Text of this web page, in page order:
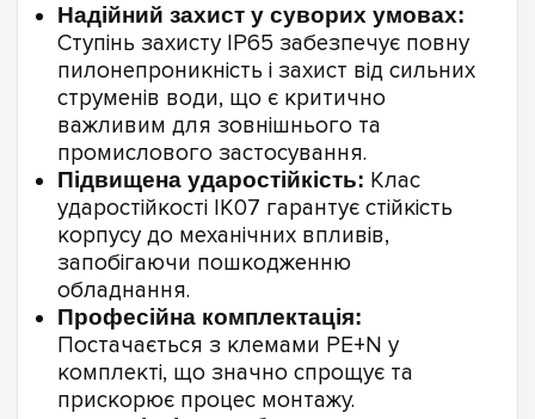
Надійний захист у суворих умовах:
Ступінь захисту IP65 забезпечує повну
пилонепроникність і захист від сильних
струменів води, що є критично
важливим для зовнішнього та
промислового застосування.
Підвищена ударостійкість: Клас
ударостійкості IK07 гарантує стійкість
корпусу до механічних впливів,
запобігаючи пошкодженню
обладнання.
Професійна комплектація:
Постачається з клемами PE+N у
комплекті, що значно спрощує та
прискорює процес монтажу.